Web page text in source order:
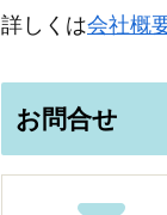
詳しくは会社概
お問合せ